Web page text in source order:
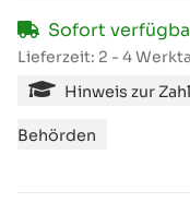
Sofort
Lieferzeit: 2 - 4
Hinweis zur
Behörden